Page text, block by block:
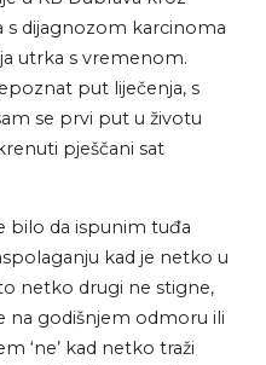
dijagnozom karcinoma
utrka s vremenom.
put liječenja, s
se prvi put u životu
pješčani sat
bilo da ispunim tuđa
kad je netko u
netko drugi ne stigne,
na godišnjem odmoru ili
‘ne’ kad netko traži